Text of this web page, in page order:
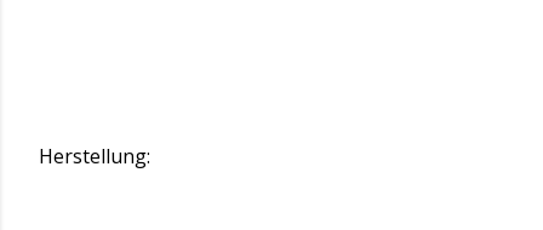
Herstellung: